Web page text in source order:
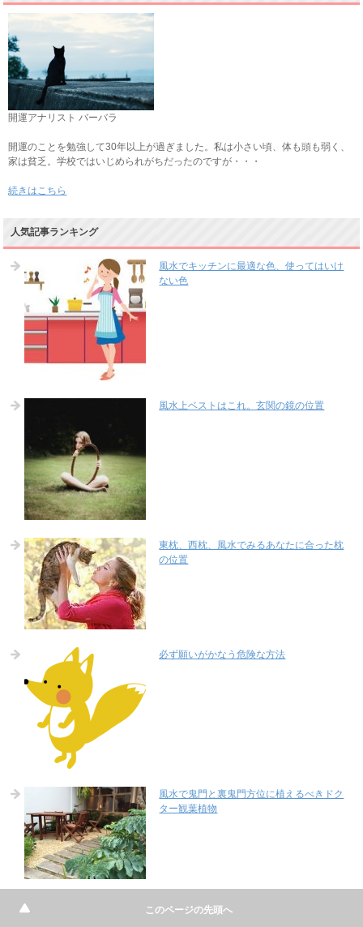
開運アナリスト バーバラ
開運のことを勉強して30年以上が過ぎました。私は小さい頃、体も頭も弱く、
家は貧乏。学校ではいじめられがちだったのですが・・・
続きはこちら
人気記事ランキング
風水でキッチンに最適な色、使ってはいけ
ない色
風水上ベストはこれ。玄関の鏡の位置
東枕、西枕、風水でみるあなたに合った枕
の位置
必ず願いがかなう危険な方法
風水で鬼門と裏鬼門方位に植えるべきドク
ター観葉植物
開運トイレ風水-トイレマットの色や注意
このページの先頭へ